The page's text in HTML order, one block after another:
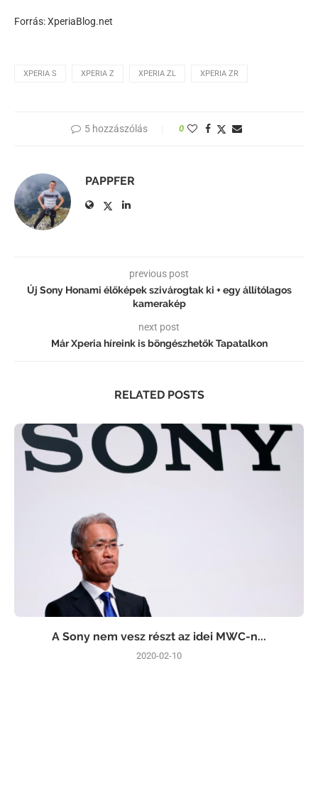
Forrás: XperiaBlog.net
XPERIA S XPERIA Z XPERIA ZL XPERIA ZR
5 hozzászólás 0
PAPPFER
previous post
Új Sony Honami élőképek szivárogtak ki + egy állítólagos
kamerakép
next post
Már Xperia híreink is böngészhetők Tapatalkon
RELATED POSTS
A Sony nem vesz részt az idei MWC-n...
2020-02-10